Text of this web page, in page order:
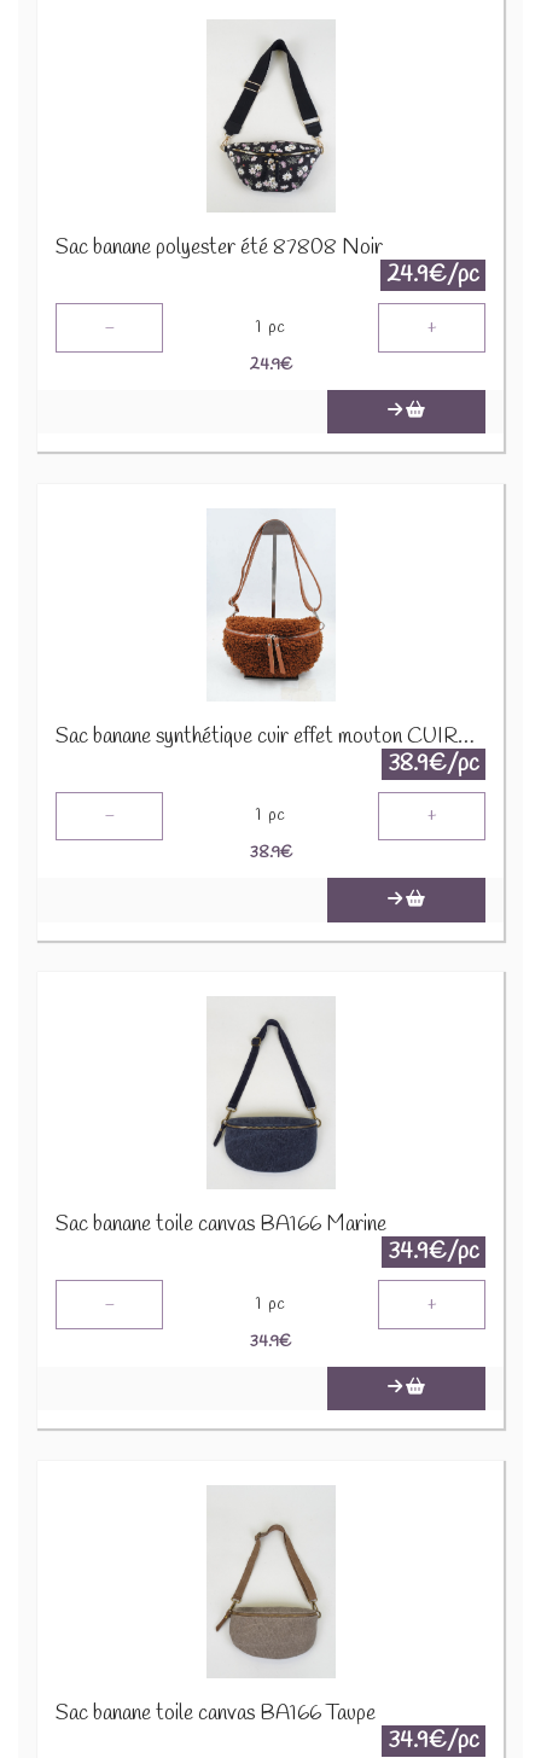
Sac banane polyester été 87808 Noir
24.9€/pc
- 1 pc +
24.9€
Sac banane synthétique cuir effet mouton CUIR-IT-876-3 Marron
38.9€/pc
- 1 pc +
38.9€
Sac banane toile canvas BA166 Marine
34.9€/pc
- 1 pc +
34.9€
Sac banane toile canvas BA166 Taupe
34.9€/pc